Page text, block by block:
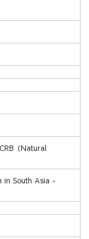
（Natural
in South Asia -